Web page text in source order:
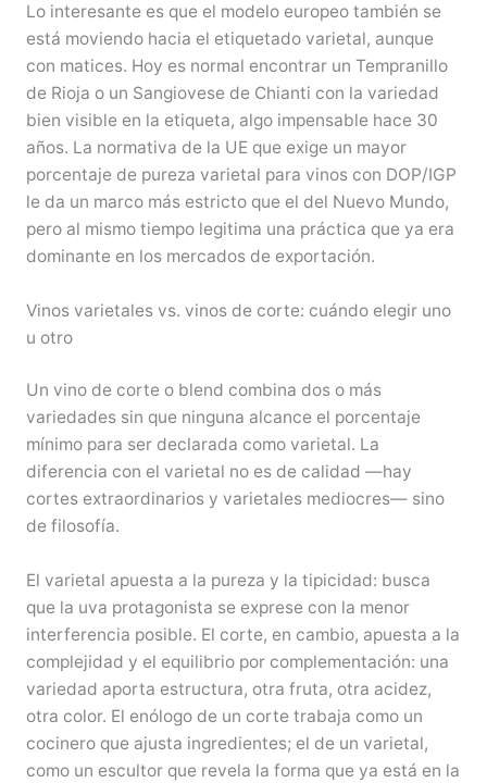
Lo interesante es que el modelo europeo también se
está moviendo hacia el etiquetado varietal, aunque
con matices. Hoy es normal encontrar un Tempranillo
de Rioja o un Sangiovese de Chianti con la variedad
bien visible en la etiqueta, algo impensable hace 30
años. La normativa de la UE que exige un mayor
porcentaje de pureza varietal para vinos con DOP/IGP
le da un marco más estricto que el del Nuevo Mundo,
pero al mismo tiempo legitima una práctica que ya era
dominante en los mercados de exportación.
Vinos varietales vs. vinos de corte: cuándo elegir uno
u otro
Un vino de corte o blend combina dos o más
variedades sin que ninguna alcance el porcentaje
mínimo para ser declarada como varietal. La
diferencia con el varietal no es de calidad —hay
cortes extraordinarios y varietales mediocres— sino
de filosofía.
El varietal apuesta a la pureza y la tipicidad: busca
que la uva protagonista se exprese con la menor
interferencia posible. El corte, en cambio, apuesta a la
complejidad y el equilibrio por complementación: una
variedad aporta estructura, otra fruta, otra acidez,
otra color. El enólogo de un corte trabaja como un
cocinero que ajusta ingredientes; el de un varietal,
como un escultor que revela la forma que ya está en la